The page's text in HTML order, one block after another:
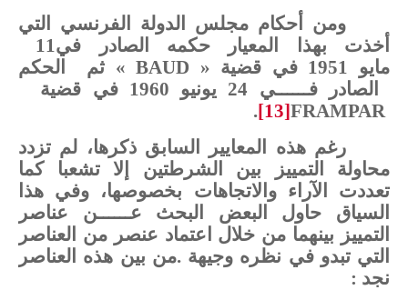
ومن
أحكام مجلس الدولة الفرنسي
التي
أخذت
بهذا المعيار حكمه الصادر في11
مايو 1951في قضية « BAUD » ثم
الحكم
الصادر
فــــــي 24 يونيو 1960في قضية
FRAMPAR
[13]
.
رغم هذه المعايير السابق ذكرها، لم تزدد
محاولة
التمييز بين الشرطتين إلا تشعبا
كما
تعددت
الآراء والاتجاهات بخصوصها، وفي هذا
السياق
حاول البعض البحث عــــــن
عناصر
التمييز بينهما من خلال اعتماد عنصر من العناصر
التي تبدو في نظره وجيهة .من بين هذه العناصر
نجد :